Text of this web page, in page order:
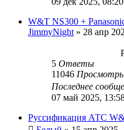
W&T NS300 +
JimmyNight » 28 апр
5 Ответы
11046
Последнее
07 май 2025,
Руссификация АТС